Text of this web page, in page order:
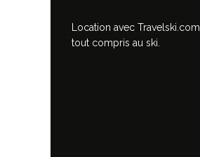
Location avec Travelski.com
tout compris au ski.